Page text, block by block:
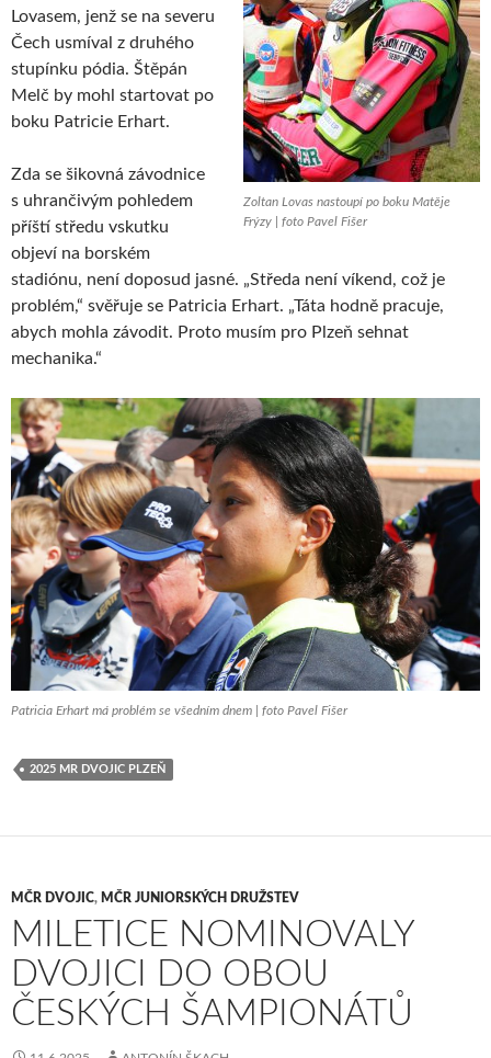
Zoltan Lovas nastoupí po boku Matěje
Frýzy | foto Pavel Fišer
Lovasem, jenž se na severu
Čech usmíval z druhého
stupínku pódia. Štěpán
Melč by mohl startovat po
boku Patricie Erhart.
Zda se šikovná závodnice
s uhrančivým pohledem
příští středu vskutku
objeví na borském
stadiónu, není doposud jasné. „Středa není víkend, což je
problém,“ svěřuje se Patricia Erhart. „Táta hodně pracuje,
abych mohla závodit. Proto musím pro Plzeň sehnat
mechanika.“
Patricia Erhart má problém se všedním dnem | foto Pavel Fišer
2025 MR DVOJIC PLZEŇ
MČR DVOJIC, MČR JUNIORSKÝCH DRUŽSTEV
MILETICE NOMINOVALY
DVOJICI DO OBOU
ČESKÝCH ŠAMPIONÁTŮ